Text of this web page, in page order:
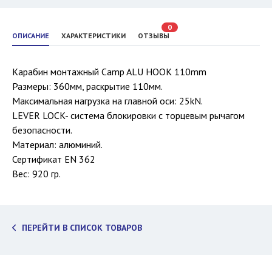
ОПИСАНИЕ ХАРАКТЕРИСТИКИ ОТЗЫВЫ
0
Карабин монтажный Camp ALU HOOK 110mm
Размеры: 360мм, раскрытие 110мм.
Максимальная нагрузка на главной оси: 25kN.
LEVER LOCK- cистема блокировки с торцевым рычагом
безопасности.
Материал: алюминий.
Сертификат EN 362
Вес: 920 гр.
ПЕРЕЙТИ В СПИСОК ТОВАРОВ